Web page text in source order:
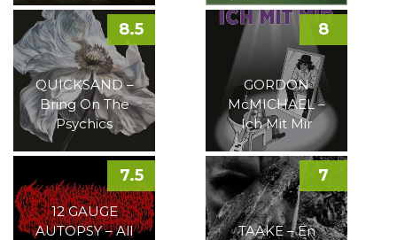
QUICKSAND –
Bring On The
Psychics
8.5
GORDON
McMICHAEL –
Ich Mit Mir
8
12 GAUGE
AUTOPSY – All
7.5
TAAKE – En
7